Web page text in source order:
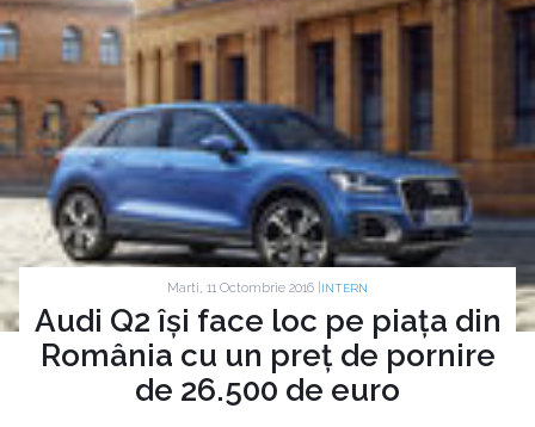
Marti, 11 Octombrie 2016 | INTERN
Audi Q2 își face loc pe piața din
România cu un preț de pornire
de 26.500 de euro